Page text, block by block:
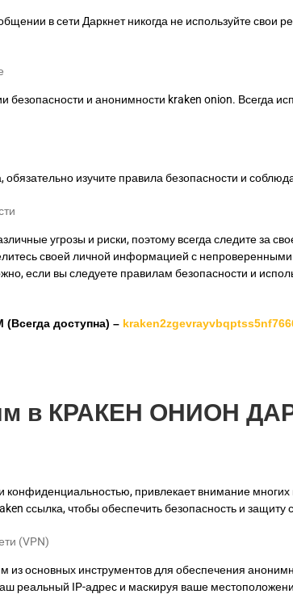
в сети Даркнет никогда не используйте
безопасности и анонимности kraken onion.
изучите правила безопасности и
угрозы и риски, поэтому всегда следите за
своей личной информацией с непроверенными
если вы следуете правилам безопасности и
доступна) –
в КРАКЕН ОНИОН
конфиденциальностью, привлекает внимание
ссылка, чтобы обеспечить безопасность и защиту
(VPN)
из основных инструментов для обеспечения
реальный IP-адрес и маскируя ваше